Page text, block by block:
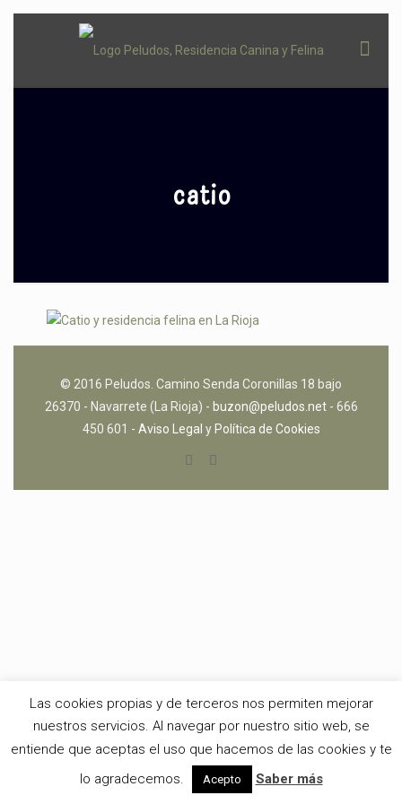
catio
© 2016 Peludos. Camino Senda Coronillas 18 bajo
26370 - Navarrete (La Rioja) - buzon@peludos.net- 666
450 601 - Aviso Legal y Política de Cookies
Las cookies propias y de terceros nos permiten mejorar
nuestros servicios. Al navegar por nuestro sitio web, se
entiende que aceptas el uso que hacemos de las cookies y te
lo agradecemos.
Acepto Saber más